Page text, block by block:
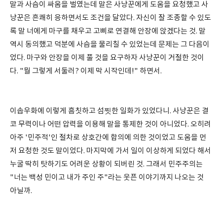
말과 사슴이 싸움을 벌였는데 말은 사냥꾼에게 도움을 요청했고 사
냥꾼은 흔쾌히 응하면서도 조건을 달았다. 자신이 잘 조종할 수 있도
록 말 너에게 마구를 채우고 고삐로 연결해 안장에 앉겠다는 것. 말
역시 동의했고 덕분에 사슴을 물리칠 수 있었는데 문제는 그 다음이
었다. 마구와 안장을 이제 풀 것을 요구하자 사냥꾼이 거절한 것이
다. "뭘 그렇게 서둘러? 이제 막 시작인데!" 하면서.
이솝우화에 이렇게 흠칫하고 섬찟한 일화가 있었다니. 사냥꾼은 결
코 무력이나 어떤 압력을 이용해 말을 통제한 것이 아니었다. 오히려
아주 '민주적'인 절차로 상호간에 합의에 의한 것이었고 도움을 먼
저 요청한 것도 말이었다. 마지막에 가서 일이 이상하게 되었다 해서
누굴 딱히 탓하기도 어려운 상황이 되버린 것. 그래서 민주주의는
"너는 백성 민이고 내가 주인 주"라는 웃픈 이야기까지 나오는 것
아닐까.